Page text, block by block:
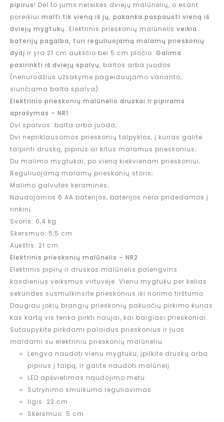
pipirus! Dėl to jums nereikės dviejų malūnėlių, o esant
poreikiui malti tik vieną iš jų, pakanka paspausti vieną iš
dviejų mygtukų. Elektrinis prieskonių malūnėlis veikia
baterijų pagalba, turi reguliuojamą malamų prieskonių
dydį ir yra 21 cm aukščio bei 5 cm pločio. Galima
pasirinkti iš dviejų spalvų, baltos arba juodos
(nenurodžius užsakyme pageidaujamo varianto,
siunčiama balta spalva).
Elektrinio prieskonių malūnėlio druskai ir pipirams
aprašymas – NR1
Dvi spalvos: balta arba juoda;
Dvi nepriklausomos prieskonių talpyklos, į kurias galite
talpinti druską, pipirus ar kitus malamus prieskonius;
Du malimo mygtukai, po vieną kiekvienam prieskoniui;
Reguliuojamą malamų prieskonių storis;
Malimo galvutės keraminės;
Naudojamos 6 AA baterijos, baterijos nėra pridedamos į
rinkinį.
Svoris: 0,4 kg
Skersmuo: 5,5 cm
Aukštis: 21 cm
Elektrinis prieskonių malūnėlis – NR2
Elektrinis pipirų ir druskos malūnėlis palengvins
kasdienius veiksmus virtuvėje. Vienu mygtuku per kelias
sekundes susmulkinsite prieskonius iki norimo tirštumo.
Daugiau jokių brangių prieskonių pakuočių pirkimo kurias
kas kartą vis tenka pirkti naujai, kai baigiasi prieskoniai.
Sutaupykite pirkdami palaidus prieskonius ir juos
maldami su elektriniu prieskonių malūnėliu.
Lengva naudoti vienu mygtuku, įpilkite druską arba
pipirus į talpą, ir galite naudoti malūnėlį
LED apšvietimas naudojimo metu
Sutrynimo smulkumo reguliavimas
Ilgis: 23 cm
Skersmuo: 5 cm